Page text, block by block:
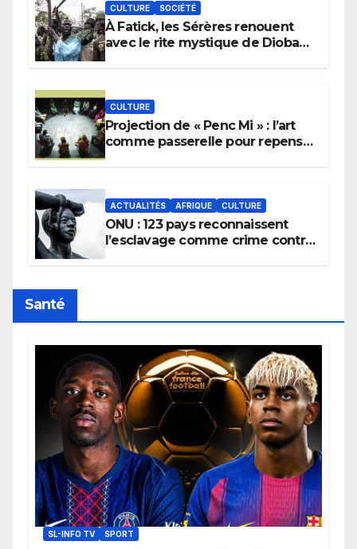
CULTURE SOCIÉTÉ
À Fatick, les Sérères renouent
avec le rite mystique de Diobaye
CULTURE
Projection de « Penc Mi » : l’art
comme passerelle pour repenser
ACTUALITÉS AFRIQUE CULTURE
ONU : 123 pays reconnaissent
l’esclavage comme crime contre
Santé
SL-INFO TV SPORT